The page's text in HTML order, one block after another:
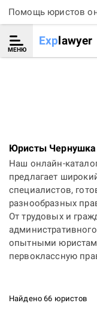
Помощь юристов
МЕНЮ
Explawyer
Юристы Чернушка
Наш онлайн-
предлагает
специалистов,
разнообразных
От трудовых и
опытными
первоклассную
Найдено 66 юристов